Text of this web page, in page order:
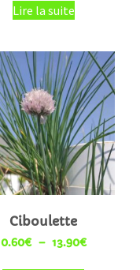
Lire la suite
Ciboulette
0.60€ – 13.90€